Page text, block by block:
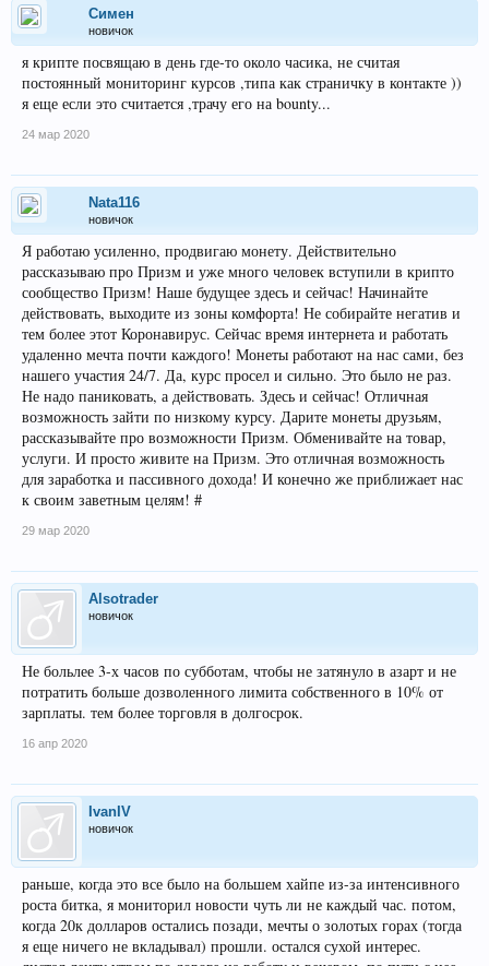
Симен
новичок
я крипте посвящаю в день где-то около часика, не считая
постоянный мониторинг курсов ,типа как страничку в контакте ))
я еще если это считается ,трачу его на bounty...
24 мар 2020
Nata116
новичок
Я работаю усиленно, продвигаю монету. Действительно
рассказываю про Призм и уже много человек вступили в крипто
сообщество Призм! Наше будущее здесь и сейчас! Начинайте
действовать, выходите из зоны комфорта! Не собирайте негатив и
тем более этот Коронавирус. Сейчас время интернета и работать
удаленно мечта почти каждого! Монеты работают на нас сами, без
нашего участия 24/7. Да, курс просел и сильно. Это было не раз.
Не надо паниковать, а действовать. Здесь и сейчас! Отличная
возможность зайти по низкому курсу. Дарите монеты друзьям,
рассказывайте про возможности Призм. Обменивайте на товар,
услуги. И просто живите на Призм. Это отличная возможность
для заработка и пассивного дохода! И конечно же приближает нас
к своим заветным целям! #
29 мар 2020
Alsotrader
новичок
Не больлее 3-х часов по субботам, чтобы не затянуло в азарт и не
потратить больше дозволенного лимита собственного в 10% от
зарплаты. тем более торговля в долгосрок.
16 апр 2020
IvanIV
новичок
раньше, когда это все было на большем хайпе из-за интенсивного
роста битка, я мониторил новости чуть ли не каждый час. потом,
когда 20к долларов остались позади, мечты о золотых горах (тогда
я еще ничего не вкладывал) прошли. остался сухой интерес.